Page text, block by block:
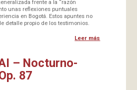
frente a la “razón
unas reflexiones puntuales
en Bogotá. Estos apuntes no
detalle propio de los testimonios.
Leer más
– Nocturno-
87